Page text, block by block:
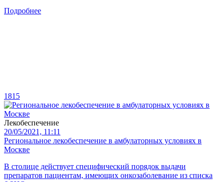
Подробнее
1815
Лекобеспечение
20/05/2021, 11:11
Региональное лекобеспечение в амбулаторных условиях в
Москве
В столице действует специфический порядок выдачи
препаратов пациентам, имеющих онкозаболевание из списка